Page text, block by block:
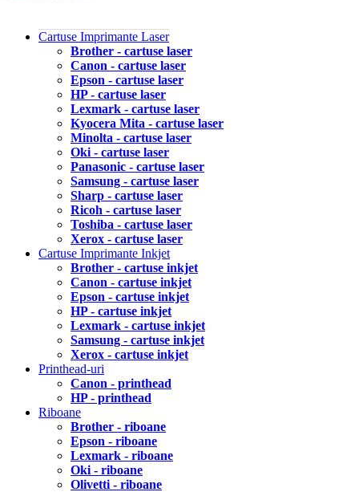
Cartuse Imprimante Laser
Brother - cartuse laser
Canon - cartuse laser
Epson - cartuse laser
HP - cartuse laser
Lexmark - cartuse laser
Kyocera Mita - cartuse laser
Minolta - cartuse laser
Oki - cartuse laser
Panasonic - cartuse laser
Samsung - cartuse laser
Sharp - cartuse laser
Ricoh - cartuse laser
Toshiba - cartuse laser
Xerox - cartuse laser
Cartuse Imprimante Inkjet
Brother - cartuse inkjet
Canon - cartuse inkjet
Epson - cartuse inkjet
HP - cartuse inkjet
Lexmark - cartuse inkjet
Samsung - cartuse inkjet
Xerox - cartuse inkjet
Printhead-uri
Canon - printhead
HP - printhead
Riboane
Brother - riboane
Epson - riboane
Lexmark - riboane
Oki - riboane
Olivetti - riboane